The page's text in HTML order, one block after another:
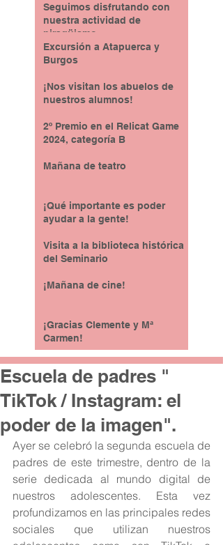
Seguimos disfrutando con
nuestra actividad de
piragüismo
Excursión a Atapuerca y
Burgos
¡Nos visitan los abuelos de
nuestros alumnos!
2º Premio en el Relicat Game
2024, categoría B
Mañana de teatro
¡Qué importante es poder
ayudar a la gente!
Visita a la biblioteca histórica
del Seminario
¡Mañana de cine!
¡Gracias Clemente y Mª
Carmen!
Escuela de padres "
TikTok / Instagram: el
poder de la imagen".
Ayer se celebró la segunda escuela de
padres de este trimestre, dentro de la
serie dedicada al mundo digital de
nuestros adolescentes. Esta vez
profundizamos en las principales redes
sociales que utilizan nuestros